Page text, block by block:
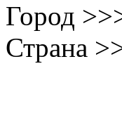
Город
Страна